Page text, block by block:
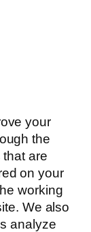
your
the
are
on your
working
We also
analyze